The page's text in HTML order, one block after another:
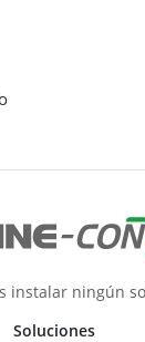
instalar ningún
Soluciones